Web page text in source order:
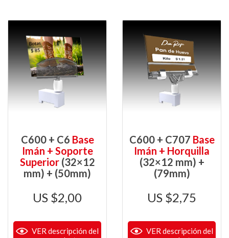
C600 + C6 Base
Imán + Soporte
Superior(32×12
mm) + (50mm)
$2,00
VER descripción del
C600 + C707 Base
Imán + Horquilla
(32×12 mm) +
(79mm)
$2,75
VER descripción del